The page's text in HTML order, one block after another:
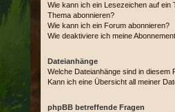
Wie kann ich ein Lesezeichen auf ein
Thema abonnieren?
Wie kann ich ein Forum abonnieren?
Wie deaktiviere ich meine
Dateianhänge
Welche Dateianhänge sind in diesem
Kann ich eine Übersicht all meiner
phpBB betreffende Fragen